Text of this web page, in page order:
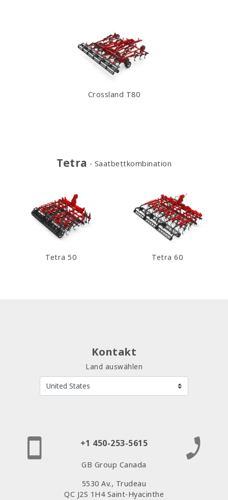
Crossland T80
Tetra Saatbettkombination
Tetra 50 Tetra 60
Kontakt
Land auswählen
+1 450-253-5615
GB Group Canada
5530 Av., Trudeau
QC J2S 1H4 Saint-Hyacinthe